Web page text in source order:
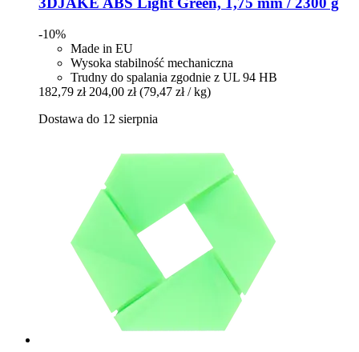
-10%
Made in EU
Wysoka stabilność mechaniczna
Trudny do spalania zgodnie z UL 94 HB
182,79 zł 204,00 zł (79,47 zł / kg)
Dostawa do 12 sierpnia